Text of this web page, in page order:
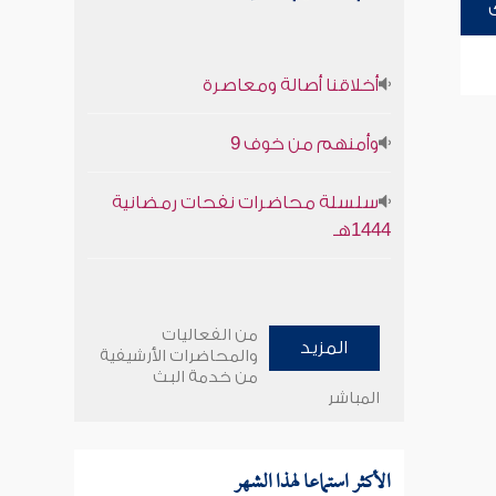
أخلاقنا أصالة ومعاصرة
وأمنهم من خوف 9
سلسلة محاضرات نفحات رمضانية
1444هـ
المزيد
من الفعاليات
والمحاضرات الأرشيفية
من خدمة البث
المباشر
الأكثر استماعا لهذا الشهر